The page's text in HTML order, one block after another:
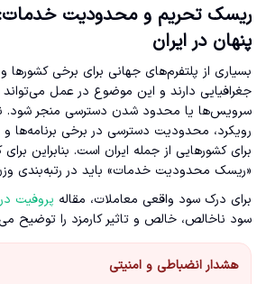
ریسک تحریم و محدودیت خدمات:
پنهان در ایران
بسیاری از پلتفرم‌های جهانی برای برخی کشورها
جغرافیایی دارند و این موضوع در عمل
سرویس‌ها یا محدود شدن دسترسی منجر شود.
رویکرد، محدودیت دسترسی در برخی برنامه‌ها و
برای کشورهایی از جمله ایران است. بنابراین برای
«ریسک محدودیت خدمات» باید در رتبه‌بندی وزن
برای درک سود واقعی معاملات، مقاله پروفیت
سود ناخالص، خالص و تاثیر کارمزد را توضیح
هشدار انضباطی و امنیتی